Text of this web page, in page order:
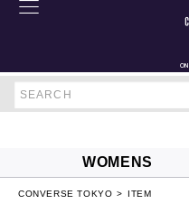
WOMENS
CONVERSE TOKYO ITEM